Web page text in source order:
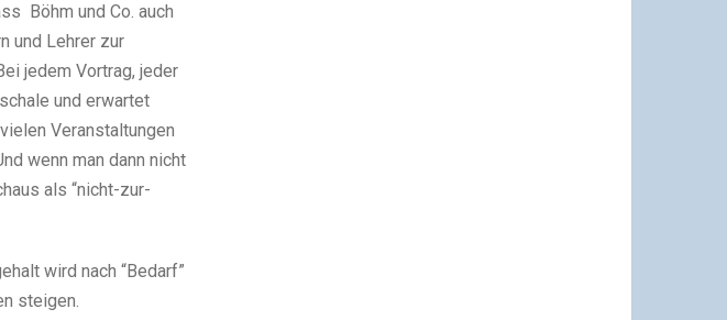
Böhm und Co. auch
und Lehrer zur
jedem Vortrag, jeder
und erwar­tet
Veranstaltungen
wenn man dann nicht
als “nicht-zur-
wird nach “Bedarf”
stei­gen.